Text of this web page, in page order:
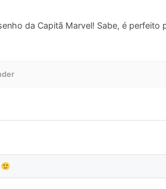
da Capitã Marvel! Sabe, é